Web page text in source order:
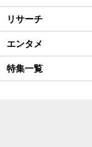
リサーチ
エンタメ
特集一覧